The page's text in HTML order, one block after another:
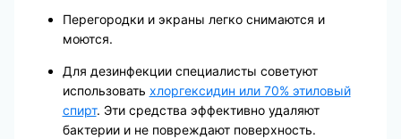
Перегородки и экраны легко снимаются и
моются.
Для дезинфекции специалисты советуют
использовать хлоргексидин или 70% этиловый
спирт. Эти средства эффективно удаляют
бактерии и не повреждают поверхность.